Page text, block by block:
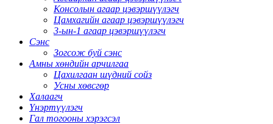
Консолын агаар цэвэршүүлэгч
Цамхагийн агаар цэвэршүүлэгч
3-ын-1 агаар цэвэршүүлэгч
Сэнс
Зогсож буй сэнс
Амны хөндийн арчилгаа
Цахилгаан шүдний сойз
Усны хөвсгөр
Халаагч
Үнэртүүлэгч
Гал тогооны хэрэгсэл